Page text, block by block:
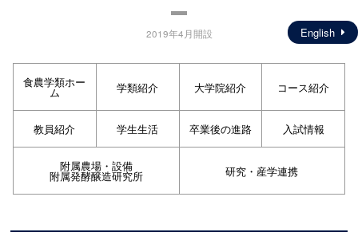
2019年4月開設 English
食農学類ホー
ム 学類紹介 大学院紹介 コース紹介
教員紹介 学生生活 卒業後の進路 入試情報
附属農場・設備
附属発酵醸造研究所 研究・産学連携